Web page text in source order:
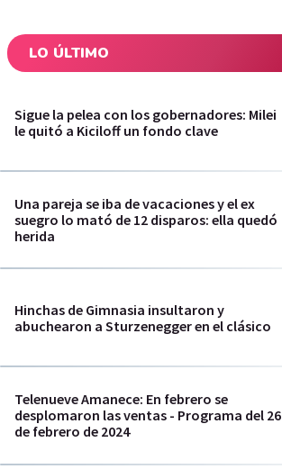
LO ÚLTIMO
Sigue la pelea con los gobernadores: Milei
le quitó a Kiciloff un fondo clave
Una pareja se iba de vacaciones y el ex
suegro lo mató de 12 disparos: ella quedó
herida
Hinchas de Gimnasia insultaron y
abuchearon a Sturzenegger en el clásico
Telenueve Amanece: En febrero se
desplomaron las ventas - Programa del 26
de febrero de 2024